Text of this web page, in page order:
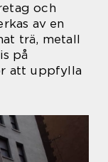
och
av en
trä, metall
på
att uppfylla